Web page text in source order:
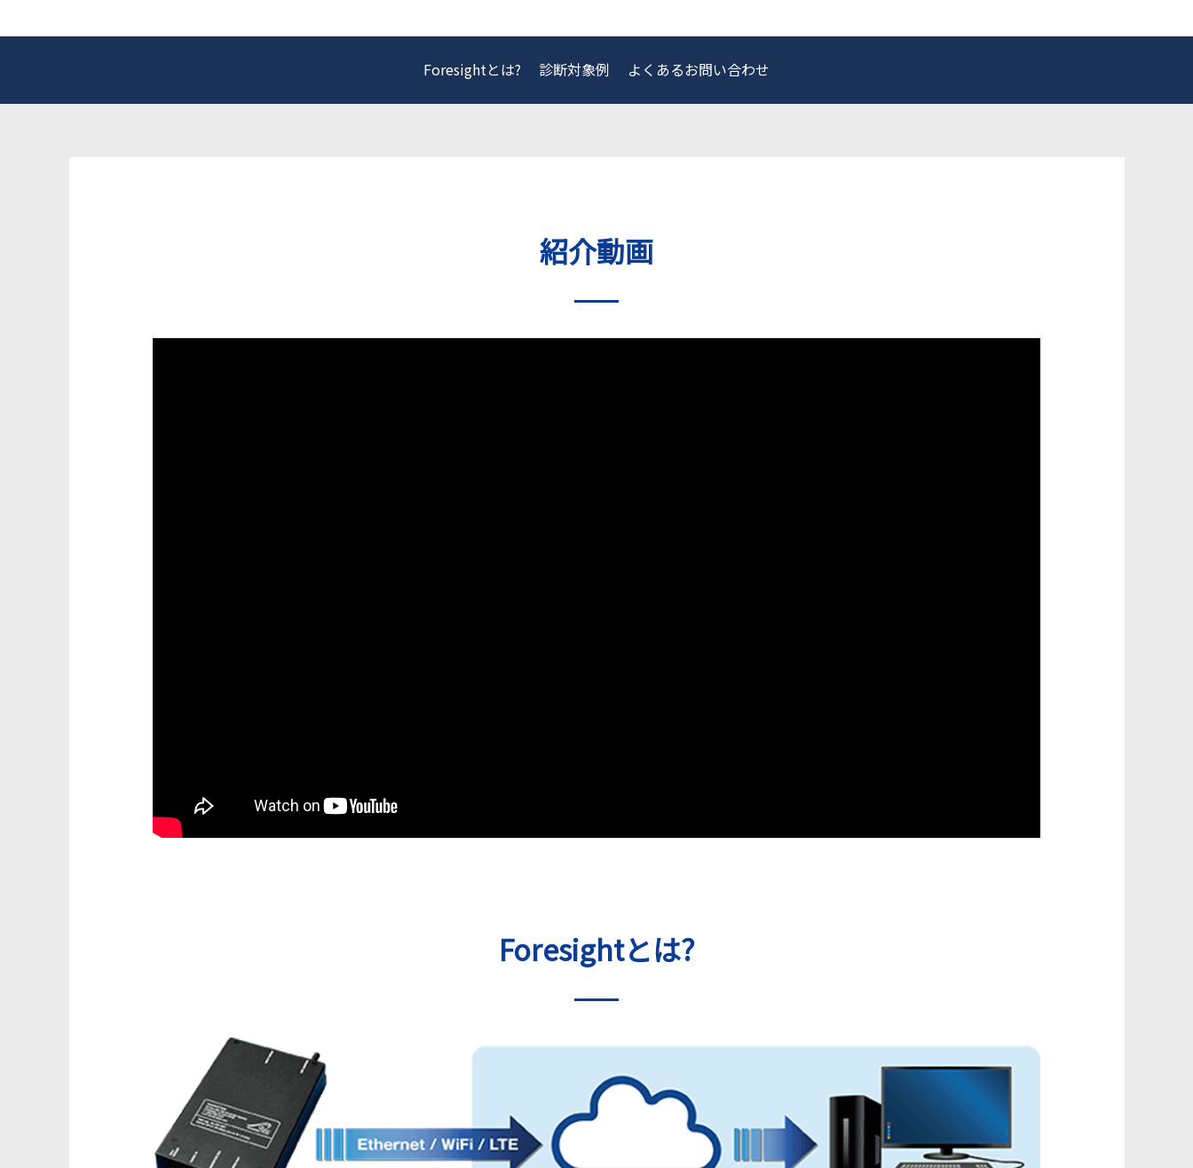
Foresightとは? 診断対象例 よくあるお問い合わせ
紹介動画
Foresightとは?